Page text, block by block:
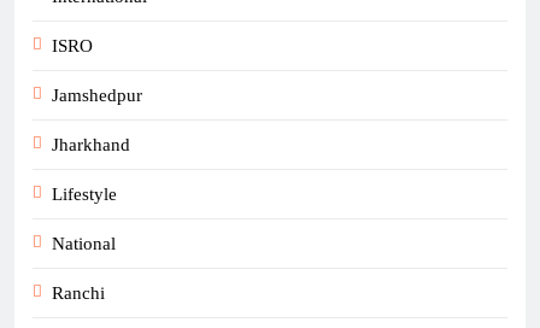
ISRO
Jamshedpur
Jharkhand
Lifestyle
National
Ranchi